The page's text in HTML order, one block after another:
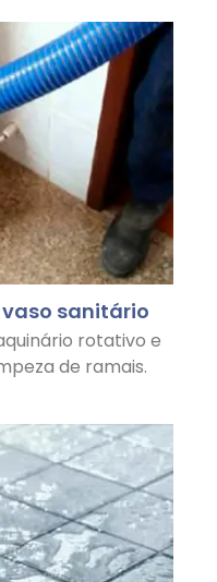
sanitário
rotativo e
de ramais.